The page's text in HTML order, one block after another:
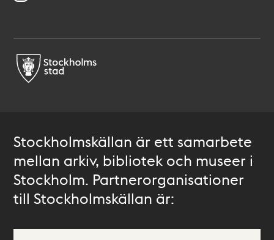
Stockholmskällan är ett samarbete
mellan arkiv, bibliotek och museer i
Stockholm. Partnerorganisationer
till Stockholmskällan är: